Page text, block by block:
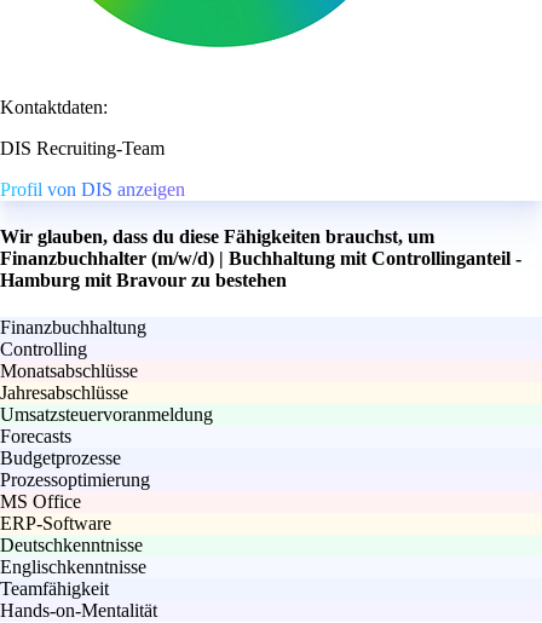
Kontaktdaten:
DIS Recruiting-Team
Profil von DIS anzeigen
Wir glauben, dass du diese Fähigkeiten brauchst, um
Finanzbuchhalter (m/w/d) | Buchhaltung mit Controllinganteil -
Hamburg mit Bravour zu bestehen
Finanzbuchhaltung
Controlling
Monatsabschlüsse
Jahresabschlüsse
Umsatzsteuervoranmeldung
Forecasts
Budgetprozesse
Prozessoptimierung
MS Office
ERP-Software
Deutschkenntnisse
Englischkenntnisse
Teamfähigkeit
Hands-on-Mentalität